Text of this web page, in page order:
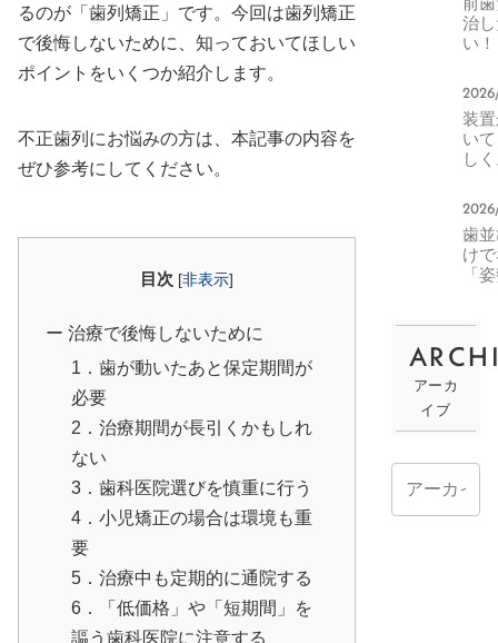
るのが「歯列矯正」です。今回は歯列矯正
で後悔しないために、知っておいてほしい
ポイントをいくつか紹介します。
不正歯列にお悩みの方は、本記事の内容を
ぜひ参考にしてください。
目次 [非表示]
治療で後悔しないために
1．歯が動いたあと保定期間が
必要
2．治療期間が長引くかもしれ
ない
3．歯科医院選びを慎重に行う
4．小児矯正の場合は環境も重
要
5．治療中も定期的に通院する
6．「低価格」や「短期間」を
謳う歯科医院に注意する
ラ
変化
治
い
で
き
ス
な
ス
装
い
し
ラ
グ
の
方
歯
け
「
効果
アーカ
イブ